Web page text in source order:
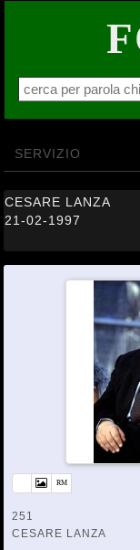
SERVIZIO
CESARE LANZA
21-02-1997
251
CESARE LANZA